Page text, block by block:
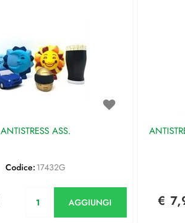
ANTISTRESS ASS.
Codice: 17432G
AGGIUNGI €